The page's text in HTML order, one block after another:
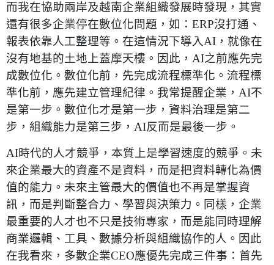
而我在協助兩岸及越南企業組織發展時發現，其實
還有很多企業停在數位化問題，如：ERP沒打通、
報表依靠人工整理等。在這情況下導入AI，就像在
沒有地基的土地上蓋摩天樓。因此，AI之前應先完
成數位化。數位化前，先完成流程標準化。流程標
準化前，應先建立管理紀律。我常提醒企業，AI不
是第一步。數位化才是第一步，資料治理是第二
步，組織能力是第三步，AI反而是最後一步。
AI時代的人才競爭，本質上是學習速度的競爭。未
來企業最大的資產不是資料，而是把資料轉化為價
值的能力。未來主管最大的價值也不再是掌握資
訊，而是判斷整合力、學習與決策力。同樣，企業
最重要的人才也不只是技術專家，而是能同時理解
商業邏輯、工具、數據分析與組織協作的人。因此
在我看來，多數企業CEO應優先完成三件事：首先